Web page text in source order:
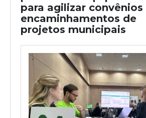
para agilizar convênios
encaminhamentos de
projetos municipais